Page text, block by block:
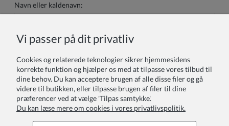
Navn eller kaldenavn:
Din anmeldelse:
Vi passer på dit privatliv
Cookies og relaterede teknologier sikrer hjemmesidens
korrekte funktion og hjælper os med at tilpasse vores tilbud til
dine behov. Du kan acceptere brugen af alle disse filer og gå
videre til butikken, eller tilpasse brugen af filer til dine
præferencer ved at vælge 'Tilpas samtykke'.
Du kan læse mere om cookies i vores privatlivspolitik.